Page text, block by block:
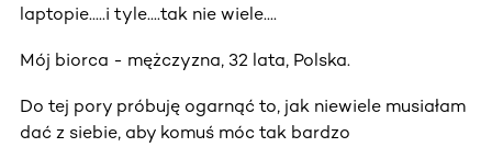
laptopie.....i tyle....tak nie wiele....
Mój biorca - mężczyzna, 32 lata, Polska.
Do tej pory próbuję ogarnąć to, jak niewiele musiałam
dać z siebie, aby komuś móc tak bardzo